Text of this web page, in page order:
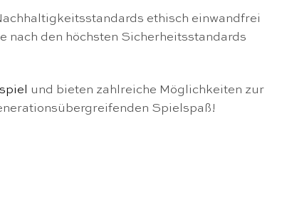
ethisch einwandfrei
nach den höchsten Sicherheitsstandards
und bieten zahlreiche Möglichkeiten zur
Spielspaß!